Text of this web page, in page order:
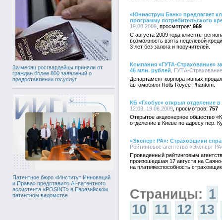
За месяц росгвардейцы приняли от
граждан более 800 заявлений о
предоставлении госуслуг
Патентное бюро «Институт Инноваций
и Права» представило AI-патентного
ассистента «POSINT» в Евразийском
патентном ведомстве
«Юниаструм Банк» предлагает
программу потребительского
19.08.2009
969
С августа 2009 года клиенты
возможность взять нецелевой
3 лет без залога и поручителей.
Компания «ГУТА-Страхование»
46 млн. рублей , ГУТА-
Департамент корпоративных
автомобиля Rolls Royce Phantom.
КБ «Глобус» открыл отделение в
12:03, 19.08.2009
757
Открытое акционерное общество
отделение в Киеве по адресу пер.
«Эксперт РА»: Страховщики
Рейтинговое агентство «Эксперт
Проведенный рейтинговым
произошедшая 17 августа на
на платежеспособность
Страницы: 1
10 11 12 13